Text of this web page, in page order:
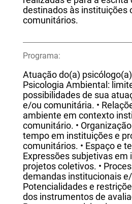
destinados às instituições
comunitários.
Programa:
Atuação do(a)
Psicologia Ambiental:
possibilidades de sua
e/ou comunitária. •
ambiente em contexto
comunitário. •
tempo em instituições e
comunitários. • Espaço e
Expressões subjetivas em
projetos coletivos. •
demandas institucionais
Potencialidades e
dos instrumentos de